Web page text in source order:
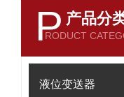
P 产品分
RODUCT
液位变送器